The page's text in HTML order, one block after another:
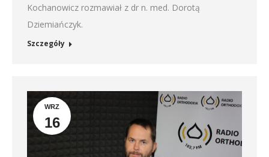
Kochanowicz rozmawiał z dr n. med. Dorotą
Dziemiańczyk.
Szczegóły
WRZ
16